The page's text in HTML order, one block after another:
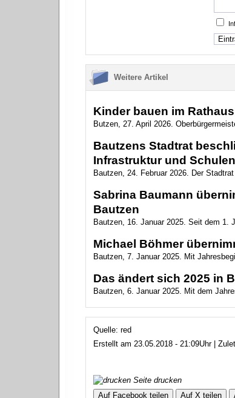
Weitere Artikel
Kinder bauen im Rathaus
Butzen, 27. April 2026.
Bautzens Stadtrat
Infrastruktur und Schulen
Bautzen, 24. Februar 2026. Der
Sabrina Baumann
Bautzen
Bautzen, 16. Januar 2025. Seit dem 1.
Michael Böhmer
Bautzen, 7. Januar 2025. Mit
Das ändert sich 2025 in
Bautzen, 6. Januar 2025. Mit dem
Quelle: red
Erstellt am 23.05.2018 - 21:09Uhr |
Seite drucken
Auf Facebook teilen
Auf X teilen